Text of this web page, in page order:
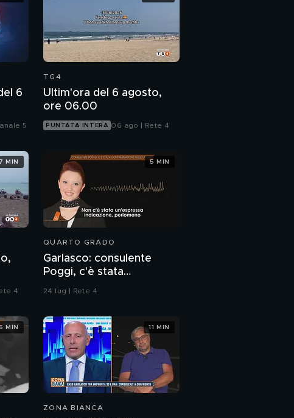
6
5
TG4
Ultim'ora del 6 agosto,
ore 06.00
PUNTATA INTERA 06 ago | Rete 4
4
MIN
QUARTO GRADO
Garlasco: consulente
Poggi, c'è stata
contaminazione sulle
24 lug | Rete 4
5 MIN
MIN
ZONA BIANCA
11 MIN